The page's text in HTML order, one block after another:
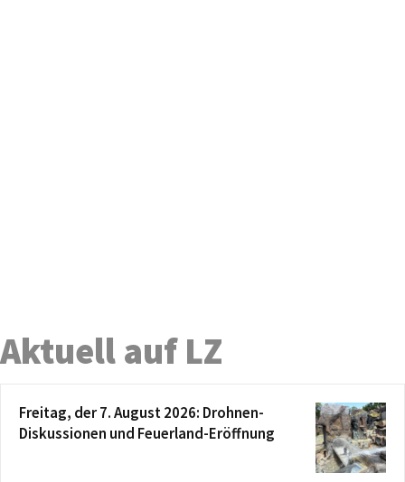
Aktuell auf LZ
Freitag, der 7. August 2026: Drohnen-
Diskussionen und Feuerland-Eröffnung